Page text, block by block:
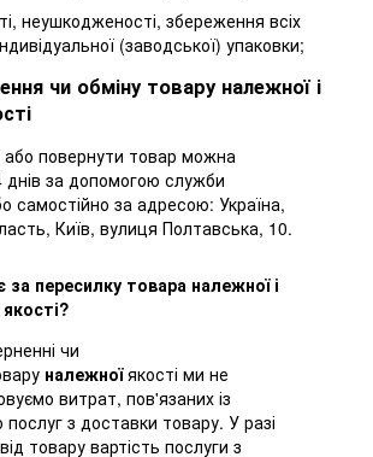
неушкодженості, збереження всіх
(заводської) упаковки;
чи обміну товару належної і
повернути товар можна
днів за допомогою служби
самостійно за адресою: Україна,
Київ, вулиця Полтавська, 10.
за пересилку товара належної і
чи
належноїякості ми не
витрат, пов'язаних із
послуг з доставки товару. У разі
товару вартість послуги з